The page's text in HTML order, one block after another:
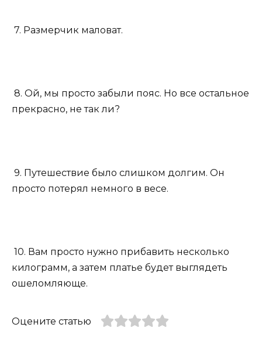
7. Размерчик маловат.
8. Ой, мы просто забыли пояс. Но все остальное
прекрасно, не так ли?
9. Путешествие было слишком долгим. Он
просто потерял немного в весе.
10. Вам просто нужно прибавить несколько
килограмм, а затем платье будет выглядеть
ошеломляюще.
Оцените статью